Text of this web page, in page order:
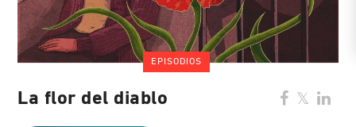
EPISODIOS
La flor del diablo